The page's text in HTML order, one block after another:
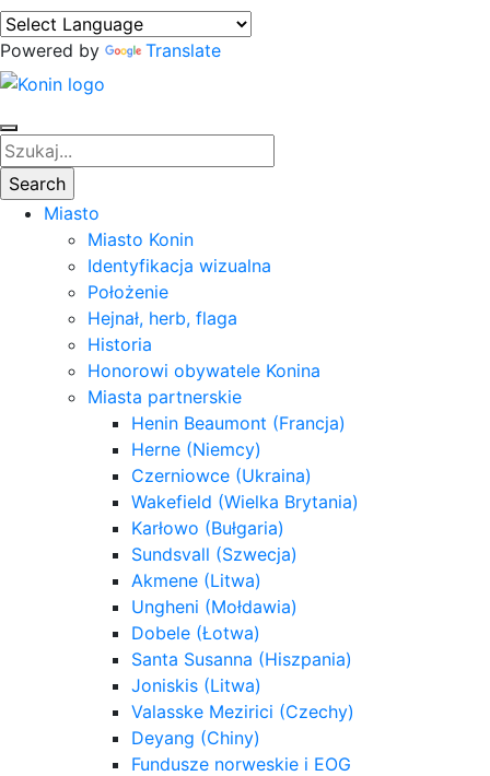
Powered by Translate
Miasto
Miasto Konin
Identyfikacja wizualna
Położenie
Hejnał, herb, flaga
Historia
Honorowi obywatele Konina
Miasta partnerskie
Henin Beaumont (Francja)
Herne (Niemcy)
Czerniowce (Ukraina)
Wakefield (Wielka Brytania)
Karłowo (Bułgaria)
Sundsvall (Szwecja)
Akmene (Litwa)
Ungheni (Mołdawia)
Dobele (Łotwa)
Santa Susanna (Hiszpania)
Joniskis (Litwa)
Valasske Mezirici (Czechy)
Deyang (Chiny)
Fundusze norweskie i EOG